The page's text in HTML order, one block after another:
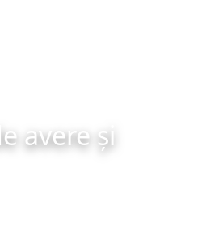
avere și